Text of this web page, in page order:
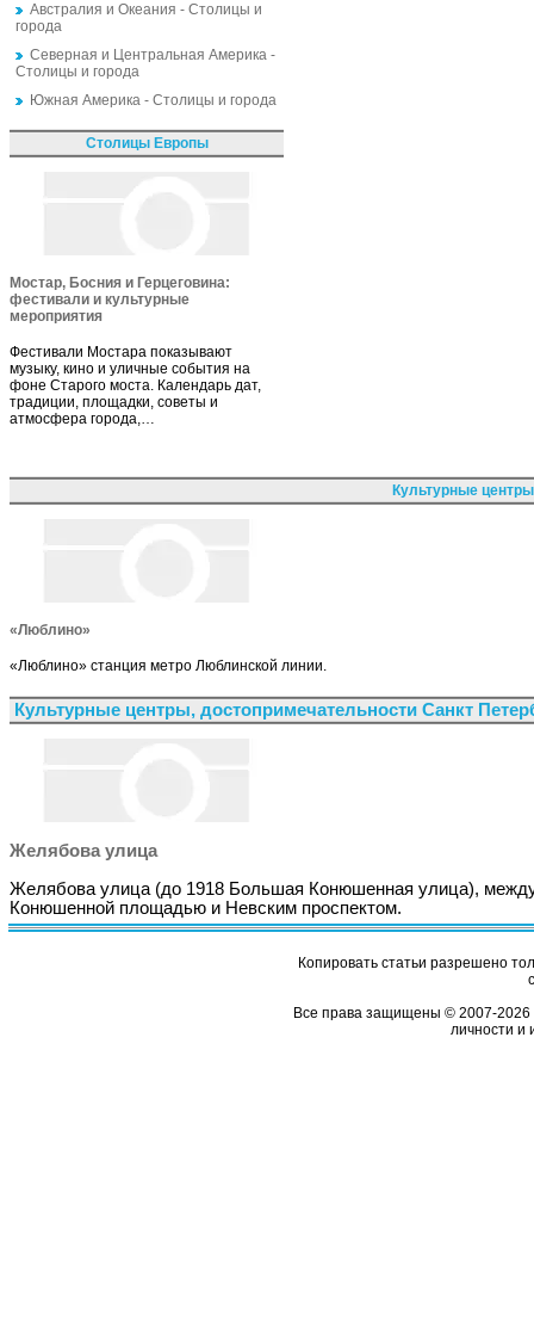
Австралия и Океания - Столицы и
города
Северная и Центральная Америка -
Столицы и города
Южная Америка - Столицы и города
Столицы Европы
Мостар, Босния и Герцеговина:
фестивали и культурные
мероприятия
Фестивали Мостара показывают
музыку, кино и уличные события на
фоне Старого моста. Календарь дат,
традиции, площадки, советы и
атмосфера города,…
Культурные
«Люблино»
«Люблино» станция метро Люблинской линии.
Культурные центры, достопримечательности Санкт
Желябова улица
Желябова улица (до 1918 Большая Конюшенная улица),
Конюшенной площадью и Невским проспектом.
Копировать статьи разрешено
Все права защищены © 2007-2026
личности и